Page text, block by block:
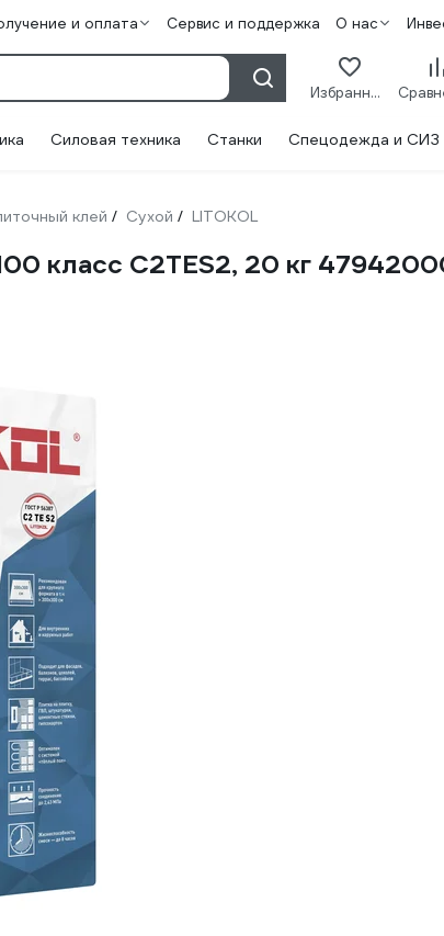
и оплата Сервис и поддержка О нас
Избранное
Силовая техника Станки Спецодежда и СИЗ
клей / Сухой / LITOKOL
класс C2TES2, 20 кг